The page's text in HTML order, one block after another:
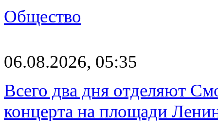
Общество
06.08.2026, 05:35
Всего два дня отделяют
концерта на площади